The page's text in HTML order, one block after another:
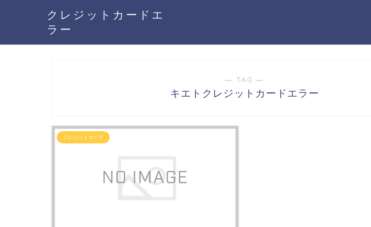
クレジットカードエ
ラー
― TAG ―
キエトクレジットカードエラー
クレジットカード